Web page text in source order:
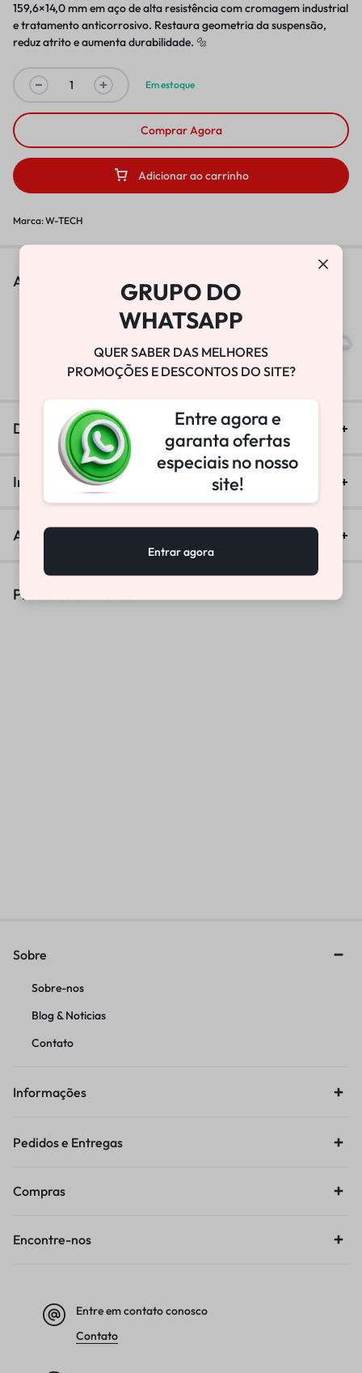
159,6×14,0 mm em aço de alta resistência com cromagem industrial
e tratamento anticorrosivo. Restaura geometria da suspensão,
reduz atrito e aumenta durabilidade. 🔩
Em estoque
Adicionar ao carrinho
Comprar Agora
Marca:W-TECH
As pessoas também viram
BOMBA DE VÁCUO
R$25.800,00
Descrição
Informação adicional
Avaliações (0)
Produtos Similares
Sobre
Sobre-nos
Blog & Noticias
Contato
Informações
Pedidos e Entregas
Compras
Encontre-nos
Entre em contato conosco
Contato
GRUPO DO
WHATSAPP
QUER SABER DAS MELHORES
PROMOÇÕES E DESCONTOS DO SITE?
Entre agora e
garanta ofertas
especiais no nosso
site!
Entrar agora